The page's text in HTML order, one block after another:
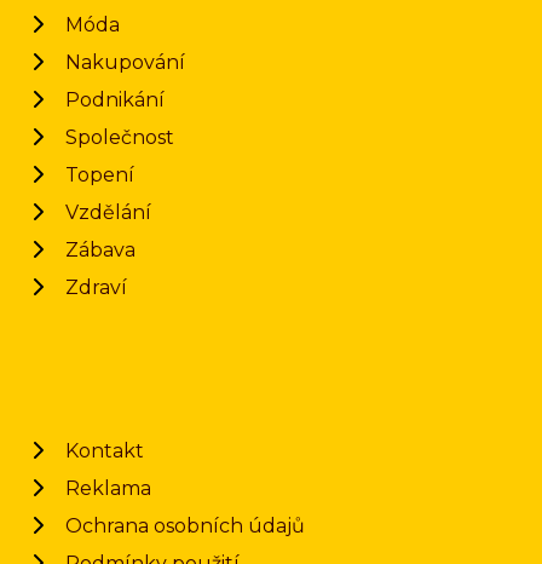
Móda
Nakupování
Podnikání
Společnost
Topení
Vzdělání
Zábava
Zdraví
Kontakt
Reklama
Ochrana osobních údajů